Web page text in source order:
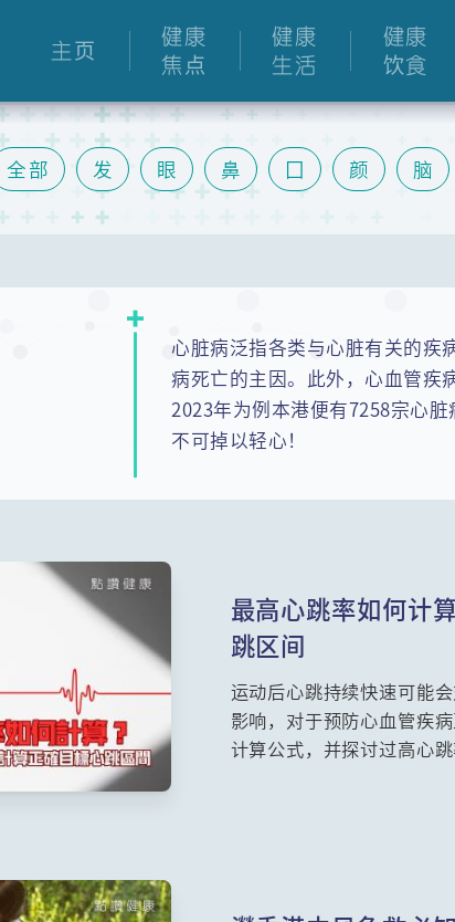
主页
健康
焦点
健康
生活
健康
饮食
全部 发 眼 鼻 囗 颜 脑
肝 肾
心脏病泛指各类与心脏有关的疾
病死亡的主因。此外，心血管疾
2023年为例本港便有7258宗心
不可掉以轻心！
最高心跳率如何计
跳区间
运动后心跳持续快速可能
影响，对于预防心血管疾
计算公式，并探讨过高心